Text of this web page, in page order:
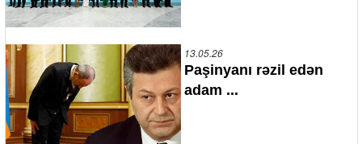
13.05.26
Paşinyanı rəzil edən
adam ...